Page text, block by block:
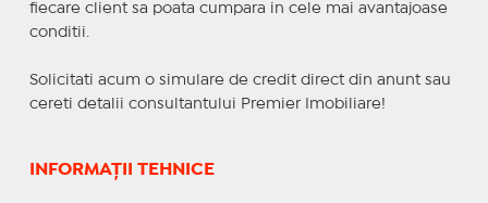
fiecare client sa poata cumpara in cele mai avantajoase
conditii.
Solicitati acum o simulare de credit direct din anunt sau
cereti detalii consultantului Premier Imobiliare!
INFORMAȚII TEHNICE